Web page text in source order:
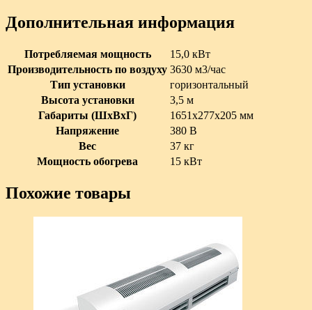
Дополнительная информация
Потребляемая мощность
15,0 кВт
Производительность по воздуху 3630 м3/час
Тип установки
горизонтальный
Высота установки
3,5 м
Габариты (ШxВxГ)
1651х277х205 мм
Напряжение
380 В
Вес
37 кг
Мощность обогрева
15 кВт
Похожие товары